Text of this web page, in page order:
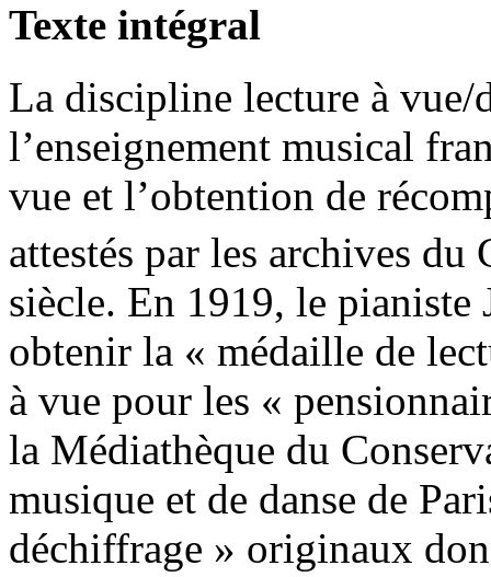
Texte intégral
La discipline lecture à vue/
l’enseignement musical
vue et l’obtention de
attestés par les archives
siècle. En 1919, le pianiste
obtenir la « médaille de
à vue pour les «
la Médiathèque du
musique et de danse de
déchiffrage » originaux